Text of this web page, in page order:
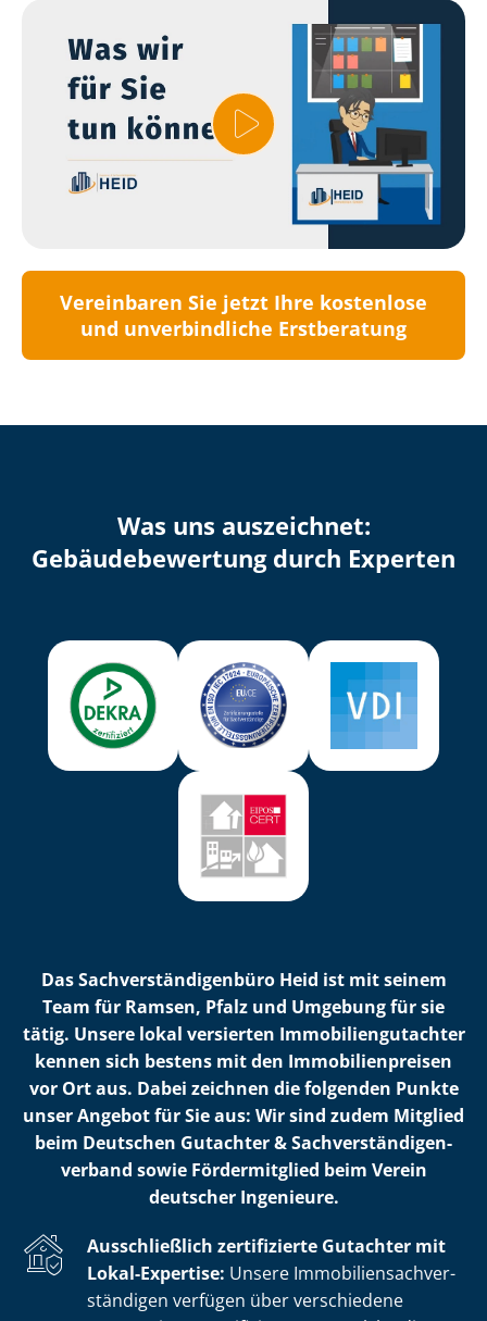
Vereinbaren Sie jetzt Ihre kostenlose
und unverbindliche Erstberatung
Was uns auszeichnet:
Ge­bäu­de­be­wer­tung durch Experten
Das Sach­ver­stän­di­gen­bü­ro Heid ist mit seinem
Team für Ramsen, Pfalz und Umgebung für sie
tätig. Unsere lokal versierten Im­mo­bi­li­en­gut­ach­ter
kennen sich bestens mit den Im­mo­bi­li­en­prei­sen
vor Ort aus. Dabei zeichnen die folgenden Punkte
unser Angebot für Sie aus: Wir sind zudem Mitglied
beim Deutschen Gutachter & Sach­ver­stän­di­gen­
ver­band sowie Fördermitglied beim Verein
deutscher Ingenieure.
Ausschließlich zertifizierte Gutachter mit
Lokal-Expertise: Unsere Im­mo­bi­li­en­sach­ver­
stän­di­gen verfügen über verschiedene